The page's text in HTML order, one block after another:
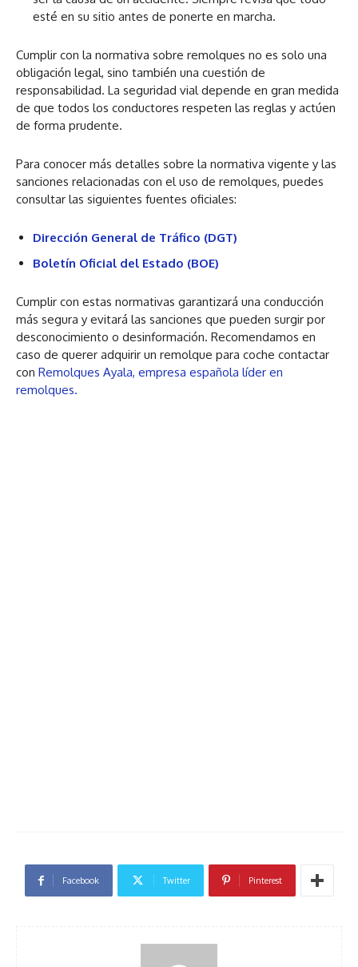
esté en su sitio antes de ponerte en marcha.
Cumplir con la normativa sobre remolques no es solo una
obligación legal, sino también una cuestión de
responsabilidad. La seguridad vial depende en gran medida
de que todos los conductores respeten las reglas y actúen
de forma prudente.
Para conocer más detalles sobre la normativa vigente y las
sanciones relacionadas con el uso de remolques, puedes
consultar las siguientes fuentes oficiales:
Dirección General de Tráfico (DGT)
Boletín Oficial del Estado (BOE)
Cumplir con estas normativas garantizará una conducción
más segura y evitará las sanciones que pueden surgir por
desconocimiento o desinformación. Recomendamos en
caso de querer adquirir un remolque para coche contactar
con Remolques Ayala, empresa española líder en
remolques.
Facebook Twitter Pinterest